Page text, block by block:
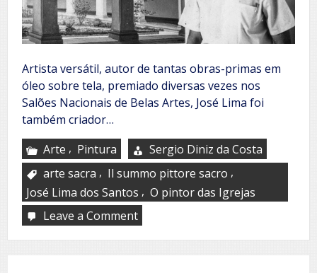
Artista versátil, autor de tantas obras-primas em
óleo sobre tela, premiado diversas vezes nos
Salões Nacionais de Belas Artes, José Lima foi
também criador…
Arte , Pintura
Sergio Diniz da Costa
arte sacra , Il summo pittore sacro ,
José Lima dos Santos , O pintor das Igrejas
Leave a Commenton
Lima